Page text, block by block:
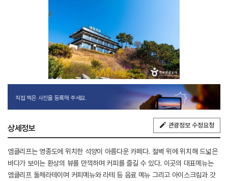
직접 찍은 사진을 등록해 주세요.
상세정보 관광정보 수정요청
엠클리프는 영종도에 위치한 석양이 아름다운 카페다. 절벽 위에 위치해 드넓은
바다가 보이는 환상의 뷰를 만끽하며 커피를 즐길 수 있다. 이곳의 대표메뉴는
엠클리프 돌체라테이며 커피메뉴와 라테 등 음료 메뉴 그리고 아이스크림과 갓